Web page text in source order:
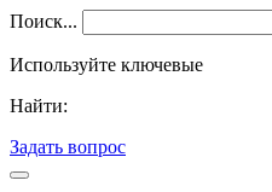
Поиск...
Используйте ключевые
Найти:
Задать вопрос